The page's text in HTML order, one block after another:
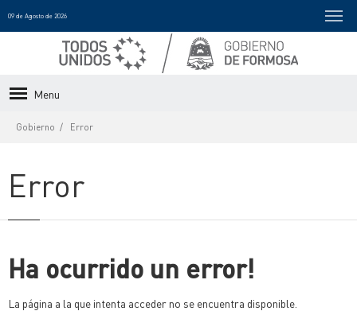
09 de Agosto de 2026
Menu
Gobierno Error
Error
Ha ocurrido un error!
La página a la que intenta acceder no se encuentra disponible.